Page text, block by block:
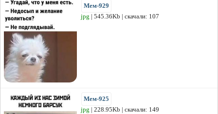
Мем-929
jpg | 545.36Kb | скачали: 107
Мем-925
jpg | 228.95Kb | скачали: 149